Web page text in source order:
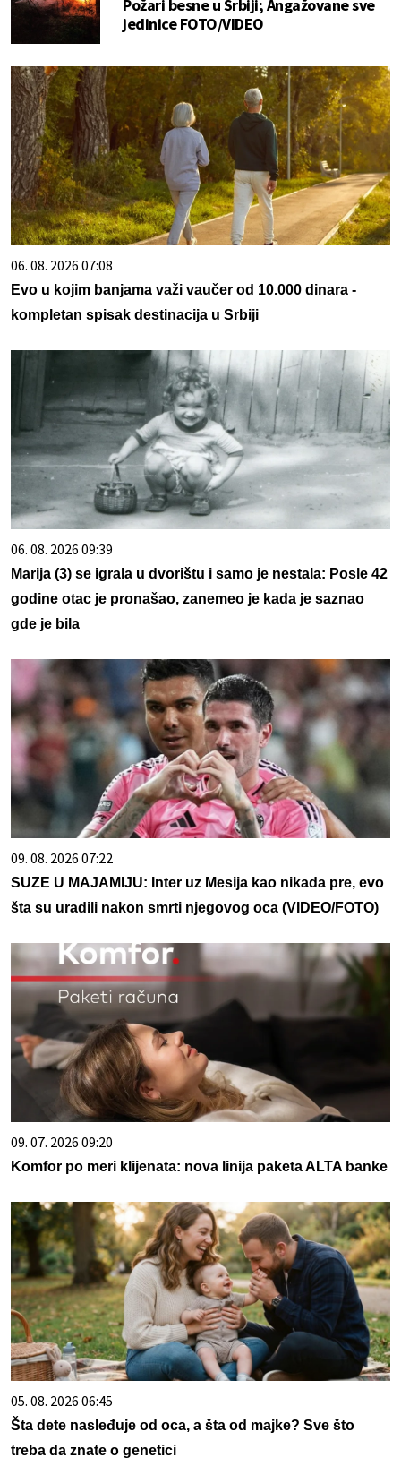
Požari besne u Srbiji; Angažovane sve
jedinice FOTO/VIDEO
06. 08. 2026 07:08
Evo u kojim banjama važi vaučer od 10.000 dinara -
kompletan spisak destinacija u Srbiji
06. 08. 2026 09:39
Marija (3) se igrala u dvorištu i samo je nestala: Posle 42
godine otac je pronašao, zanemeo je kada je saznao
gde je bila
09. 08. 2026 07:22
SUZE U MAJAMIJU: Inter uz Mesija kao nikada pre, evo
šta su uradili nakon smrti njegovog oca (VIDEO/FOTO)
09. 07. 2026 09:20
Komfor po meri klijenata: nova linija paketa ALTA banke
05. 08. 2026 06:45
Šta dete nasleđuje od oca, a šta od majke? Sve što
treba da znate o genetici